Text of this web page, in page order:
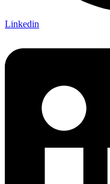
Linkedin